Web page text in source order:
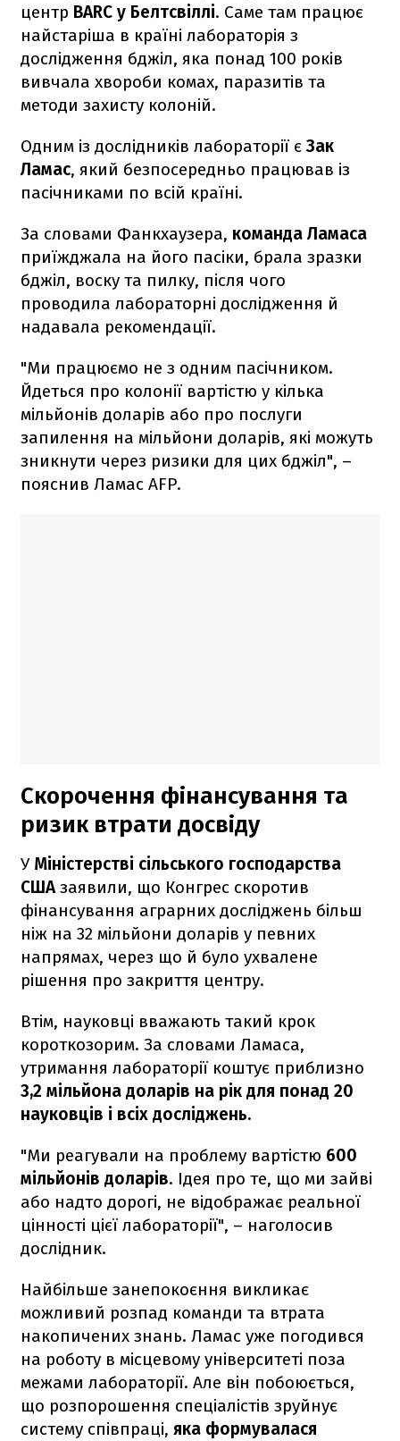
центр BARC у Белтсвіллі. Саме там працює
найстаріша в країні лабораторія з
дослідження бджіл, яка понад 100 років
вивчала хвороби комах, паразитів та
методи захисту колоній.
Одним із дослідників лабораторії є Зак
Ламас, який безпосередньо працював із
пасічниками по всій країні.
За словами Фанкхаузера, команда Ламаса
приїжджала на його пасіки, брала зразки
бджіл, воску та пилку, після чого
проводила лабораторні дослідження й
надавала рекомендації.
"Ми працюємо не з одним пасічником.
Йдеться про колонії вартістю у кілька
мільйонів доларів або про послуги
запилення на мільйони доларів, які можуть
зникнути через ризики для цих бджіл", –
пояснив Ламас AFP.
Скорочення фінансування та
ризик втрати досвіду
У Міністерстві сільського господарства
США заявили, що Конгрес скоротив
фінансування аграрних досліджень більш
ніж на 32 мільйони доларів у певних
напрямах, через що й було ухвалене
рішення про закриття центру.
Втім, науковці вважають такий крок
короткозорим. За словами Ламаса,
утримання лабораторії коштує приблизно
3,2 мільйона доларів на рік для понад 20
науковців і всіх досліджень.
"Ми реагували на проблему вартістю 600
мільйонів доларів. Ідея про те, що ми зайві
або надто дорогі, не відображає реальної
цінності цієї лабораторії", – наголосив
дослідник.
Найбільше занепокоєння викликає
можливий розпад команди та втрата
накопичених знань. Ламас уже погодився
на роботу в місцевому університеті поза
межами лабораторії. Але він побоюється,
що розпорошення спеціалістів зруйнує
систему співпраці, яка формувалася